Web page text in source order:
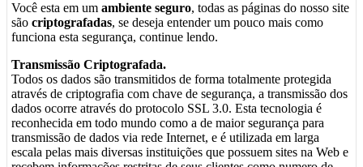
Você esta em um ambiente seguro, todas as páginas do nosso site
são criptografadas, se deseja entender um pouco mais como
funciona esta segurança, continue lendo.
Transmissão Criptografada.
Todos os dados são transmitidos de forma totalmente protegida
através de criptografia com chave de segurança, a transmissão dos
dados ocorre através do protocolo SSL 3.0. Esta tecnologia é
reconhecida em todo mundo como a de maior segurança para
transmissão de dados via rede Internet, e é utilizada em larga
escala pelas mais diversas instituições que possuem sites na Web e